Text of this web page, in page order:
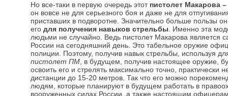
Но все-таки в первую очередь этот пистолет Макарова
он вовсе не для серьезного боя и даже не для
приставших в подворотне. Значительно больше пользы
его для получения навыков стрельбы . Именно эта
людьми не случайно. Ведь пистолет Макарова является
России на сегодняшний день. Это табельное оружие
полиции. Поэтому, получив навык стрельбы, используя
пистолет ПМ , в будущем, получив настоящее оружие,
освоить его и стрелять максимально точно, практически
дистанции до 15-20 метров. Так что его можно
людям, которые планируют в будущем работать в
вооруженных силах России, а также настоящим